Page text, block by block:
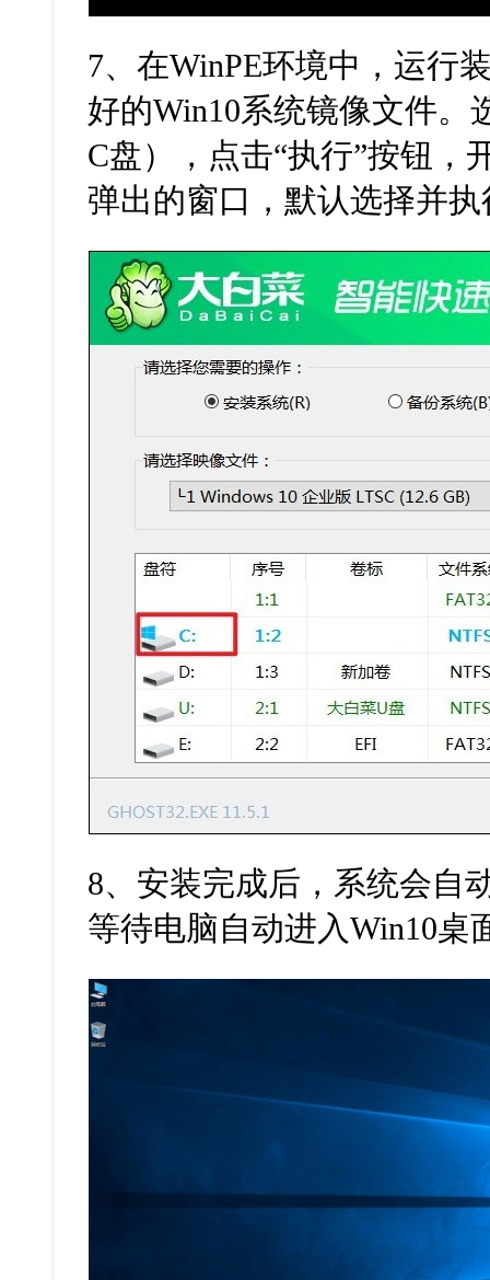
7、在WinPE环境中，运行
好的Win10系统镜像文件。
C盘），点击“执行”按钮，
弹出的窗口，默认选择并
8、安装完成后，系统会自
等待电脑自动进入Win10桌